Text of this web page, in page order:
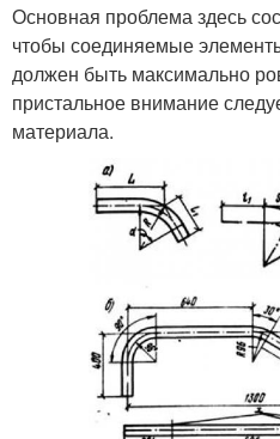
Основная проблема здесь
чтобы соединяемые
должен быть максимально
пристальное внимание
материала.